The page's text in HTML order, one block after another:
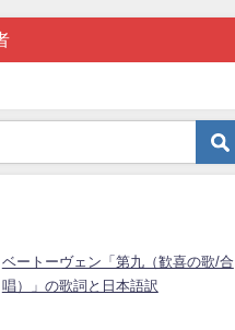
ベートーヴェン「第九（歓喜の歌/合
唱）」の歌詞と日本語訳